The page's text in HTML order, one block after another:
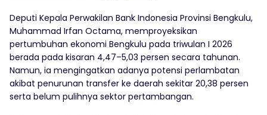
Deputi Kepala Perwakilan Bank Indonesia Provinsi Bengkulu,
Muhammad Irfan Octama, memproyeksikan
pertumbuhan ekonomi Bengkulu pada triwulan I 2026
berada pada kisaran 4,47–5,03 persen secara tahunan.
Namun, ia mengingatkan adanya potensi perlambatan
akibat penurunan transfer ke daerah sekitar 20,38 persen
serta belum pulihnya sektor pertambangan.